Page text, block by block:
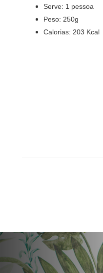
Serve: 1 pessoa
Peso: 250g
Calorias: 203 Kcal